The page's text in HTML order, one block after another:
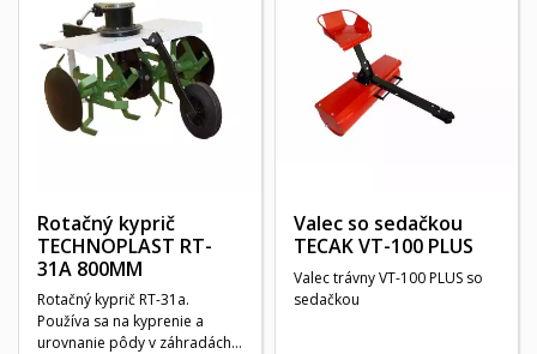
Rotačný kyprič
TECHNOPLAST RT-
31A 800MM
Rotačný kyprič RT-31a.
Používa sa na kyprenie a
urovnanie pôdy v záhradách
Valec so sedačkou
TECAK VT-100 PLUS
Valec trávny VT-100 PLUS so
sedačkou